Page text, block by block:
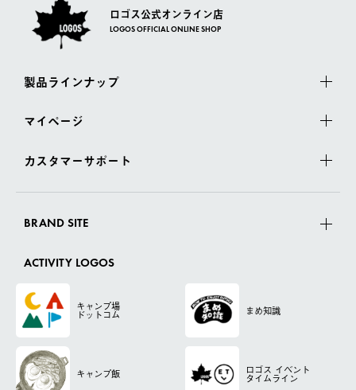
ロゴス公式オンライン店
LOGOS OFFICIAL ONLINE SHOP
製品ラインナップ
マイページ
カスタマーサポート
BRAND SITE
ACTIVITY LOGOS
キャンプ場
ドットコム まめ知識
キャンプ飯 ロゴス イベント
タイムライン